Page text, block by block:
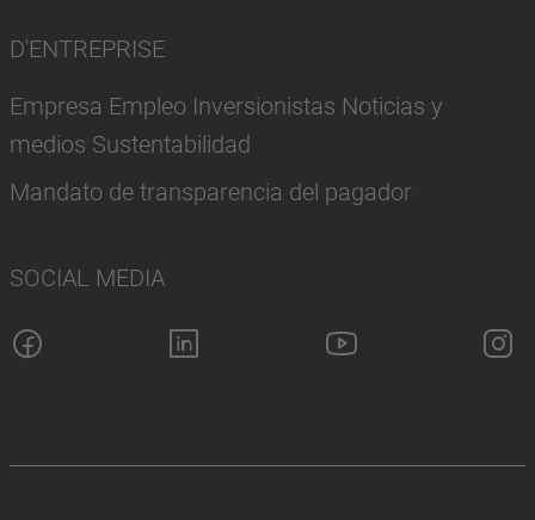
D'ENTREPRISE
Empresa Empleo Inversionistas Noticias y
medios Sustentabilidad
Mandato de transparencia del pagador
SOCIAL MEDIA